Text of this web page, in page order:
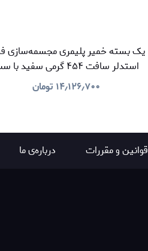
یک بسته خمیر پلیمری مجسمه‌سازی
استدلر سافت ۴۵۴ گرمی سفید
پاستلی و مایع فیمو بزرگ
۱۴٫۱۲۶٫۷۰۰ تومان
قوانين و مقررات درباره‌ی ما